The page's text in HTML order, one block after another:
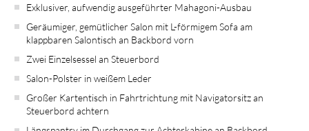
Exklusiver, aufwendig ausgeführter Mahagoni-Ausbau
Geräumiger, gemütlicher Salon mit L-förmigem Sofa am
klappbaren Salontisch an Backbord vorn
Zwei Einzelsessel an Steuerbord
Salon-Polster in weißem Leder
Großer Kartentisch in Fahrtrichtung mit Navigatorsitz an
Steuerbord achtern